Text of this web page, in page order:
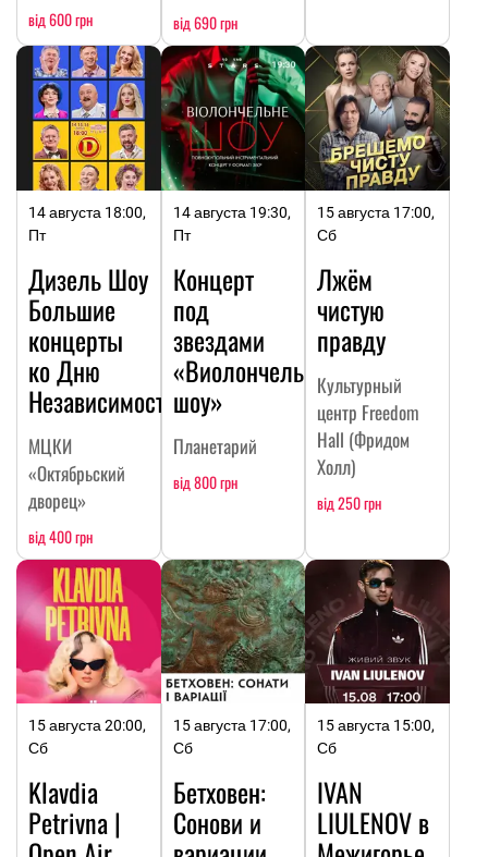
від 600 грн від 690 грн
14 августа 18:00,
Пт
Дизель Шоу
Большие
концерты
ко Дню
Независимости
МЦКИ
«Октябрьский
дворец»
від 400 грн
14 августа 19:30,
Пт
Концерт
под
звездами
«Виолончельное
шоу»
Планетарий
від 800 грн
15 августа 17:00,
Сб
Лжём
чистую
правду
Культурный
центр Freedom
Hall (Фридом
Холл)
від 250 грн
15 августа 20:00,
Сб
Klavdia
Petrivna |
15 августа 17:00,
Сб
Бетховен:
Сонови и
15 августа 15:00,
Сб
IVAN
LIULENOV в